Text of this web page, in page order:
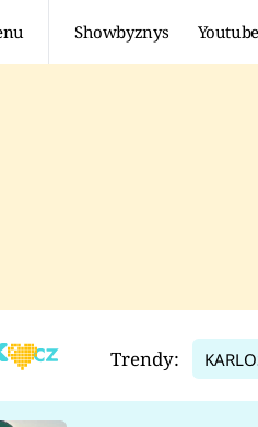
Showbyznys
TADEÁŠ KUBĚNKA
DATEL
Trendy: